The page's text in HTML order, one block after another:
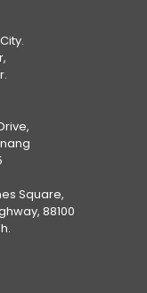
Square,
88100